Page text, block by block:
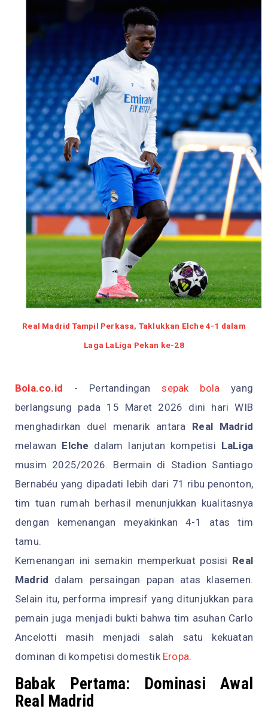
Real Madrid Tampil Perkasa, Taklukkan Elche 4-1 dalam
Laga LaLiga Pekan ke-28
Bola.co.id - Pertandingansepak bola yang
berlangsung pada 15 Maret 2026 dini hari WIB
menghadirkan duel menarik antara Real Madrid
melawan Elche dalam lanjutan kompetisi LaLiga
musim 2025/2026. Bermain di Stadion Santiago
Bernabéu yang dipadati lebih dari 71 ribu penonton,
tim tuan rumah berhasil menunjukkan kualitasnya
dengan kemenangan meyakinkan 4-1 atas tim
tamu.
Kemenangan ini semakin memperkuat posisi Real
Madrid dalam persaingan papan atas klasemen.
Selain itu, performa impresif yang ditunjukkan para
pemain juga menjadi bukti bahwa tim asuhan Carlo
Ancelotti masih menjadi salah satu kekuatan
dominan di kompetisi domestik Eropa.
Babak Pertama: Dominasi Awal
Real Madrid